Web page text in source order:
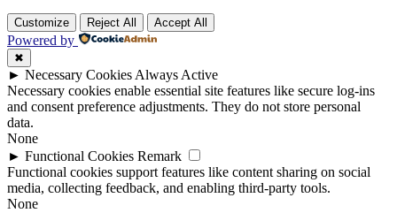
Customize Reject All Accept All
Powered by
✖
► Necessary Cookies Always Active
Necessary cookies enable essential site features like secure log-ins
and consent preference adjustments. They do not store personal
data.
None
► Functional Cookies Remark
Functional cookies support features like content sharing on social
media, collecting feedback, and enabling third-party tools.
None